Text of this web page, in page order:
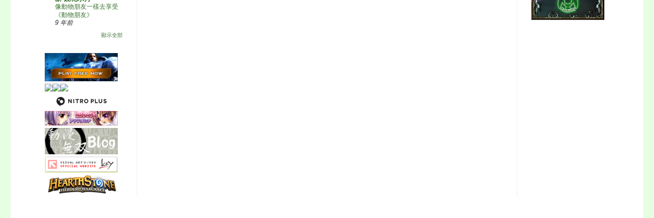
像動物朋友一樣去享受
《動物朋友》
9 年前
顯示全部